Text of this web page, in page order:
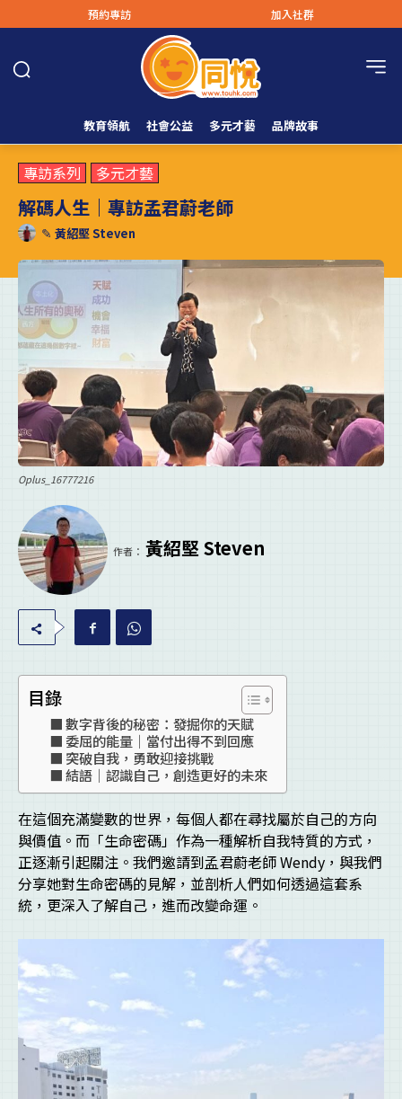
預約專訪 加入社群
教育領航 社會公益 多元才藝 品牌故事
專訪系列 多元才藝
解碼人生｜專訪孟君蔚老師
✎ 黃紹堅 Steven
Oplus_16777216
作者： 黃紹堅 Steven
目錄
數字背後的秘密：發掘你的天賦
委屈的能量｜當付出得不到回應
突破自我，勇敢迎接挑戰
結語｜認識自己，創造更好的未來
在這個充滿變數的世界，每個人都在尋找屬於自己的方向
與價值。而「生命密碼」作為一種解析自我特質的方式，
正逐漸引起關注。我們邀請到孟君蔚老師 Wendy，與我們
分享她對生命密碼的見解，並剖析人們如何透過這套系
統，更深入了解自己，進而改變命運。